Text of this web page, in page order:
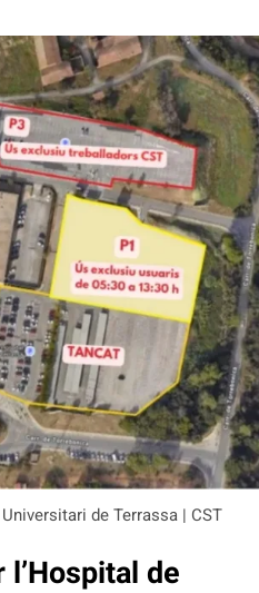
de Terrassa | CST
de